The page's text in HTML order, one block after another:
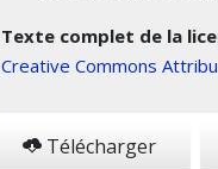
Texte complet de la
Creative Commons
Télécharger